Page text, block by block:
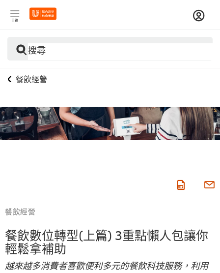
目錄
搜尋
餐飲經營
餐飲經營
餐飲數位轉型(上篇) 3重點懶人包讓你
輕鬆拿補助
越來越多消費者喜歡便利多元的餐飲科技服務，利用